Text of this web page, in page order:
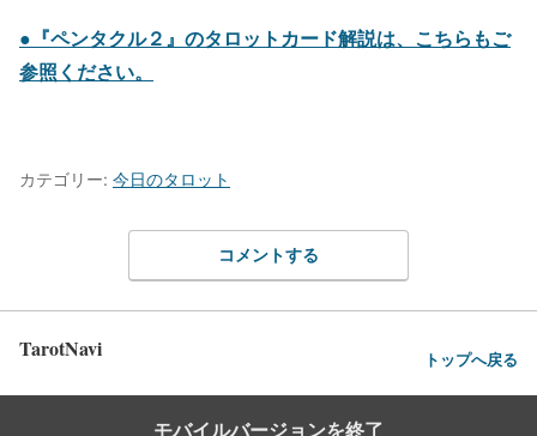
●『ペンタクル２』のタロットカード解説は、こちらもご
参照ください。
カテゴリー: 今日のタロット
コメントする
TarotNavi トップへ戻る
モバイルバージョンを終了